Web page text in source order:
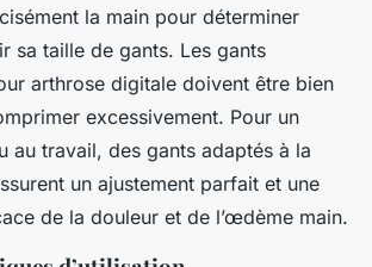
la main pour déterminer
sa taille de gants. Les gants
arthrose digitale doivent être bien
excessivement. Pour un
au travail, des gants adaptés à la
un ajustement parfait et une
de la douleur et de l’œdème main.